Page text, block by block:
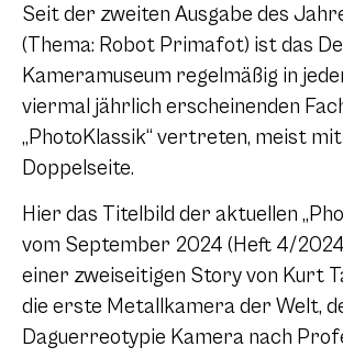
Seit der zweiten Ausgabe des
(Thema: Robot Primafot) ist das
Kameramuseum regelmäßig in
viermal jährlich erscheinenden
„PhotoKlassik“ vertreten, meist
Doppelseite.
Hier das Titelbild der aktuellen
vom September 2024 (Heft 4/
einer zweiseitigen Story von Kurt
die erste Metallkamera der Welt,
Daguerreotypie Kamera nach